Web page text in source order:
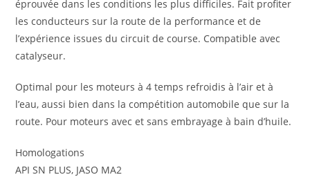
éprouvée dans les conditions les plus difficiles. Fait profiter
les conducteurs sur la route de la performance et de
l’expérience issues du circuit de course. Compatible avec
catalyseur.
Optimal pour les moteurs à 4 temps refroidis à l’air et à
l’eau, aussi bien dans la compétition automobile que sur la
route. Pour moteurs avec et sans embrayage à bain d’huile.
Homologations
API SN PLUS, JASO MA2